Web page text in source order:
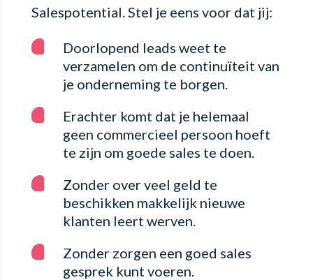
Salespotential. Stel je eens voor dat jij:
Doorlopend leads weet te
verzamelen om de continuïteit van
je onderneming te borgen.
Erachter komt dat je helemaal
geen commercieel persoon hoeft
te zijn om goede sales te doen.
Zonder over veel geld te
beschikken makkelijk nieuwe
klanten leert werven.
Zonder zorgen een goed sales
gesprek kunt voeren.